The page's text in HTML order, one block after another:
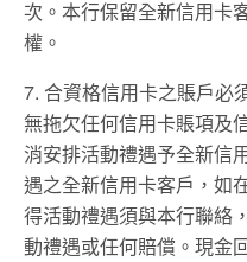
次。本行保留全新信用卡
權。
7. 合資格信用卡之賬戶必
無拖欠任何信用卡賬項及
消安排活動禮遇予全新信
遇之全新信用卡客戶，如
得活動禮遇須與本行聯絡
動禮遇或任何賠償。現金